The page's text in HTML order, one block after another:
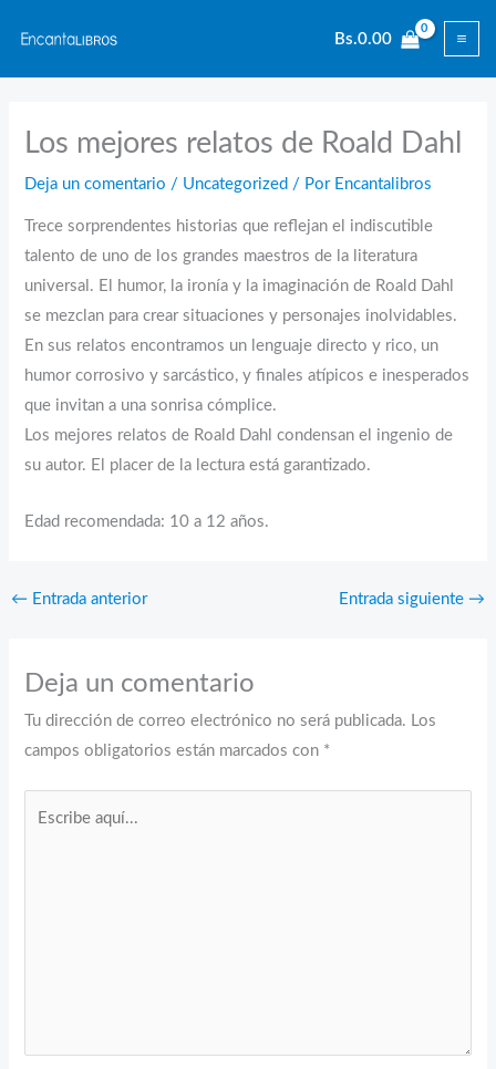
contenido
Bs.0.00
Los mejores relatos de Roald Dahl
Deja un comentario / Uncategorized / Por Encantalibros
Trece sorprendentes historias que reflejan el indiscutible
talento de uno de los grandes maestros de la literatura
universal. El humor, la ironía y la imaginación de Roald Dahl
se mezclan para crear situaciones y personajes inolvidables.
En sus relatos encontramos un lenguaje directo y rico, un
humor corrosivo y sarcástico, y finales atípicos e inesperados
que invitan a una sonrisa cómplice.
Los mejores relatos de Roald Dahl condensan el ingenio de
su autor. El placer de la lectura está garantizado.
Edad recomendada: 10 a 12 años.
← Entrada anterior Entrada siguiente →
Deja un comentario
Tu dirección de correo electrónico no será publicada. Los
campos obligatorios están marcados con *